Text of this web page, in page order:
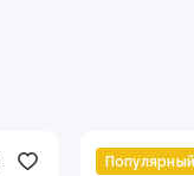
Популярный